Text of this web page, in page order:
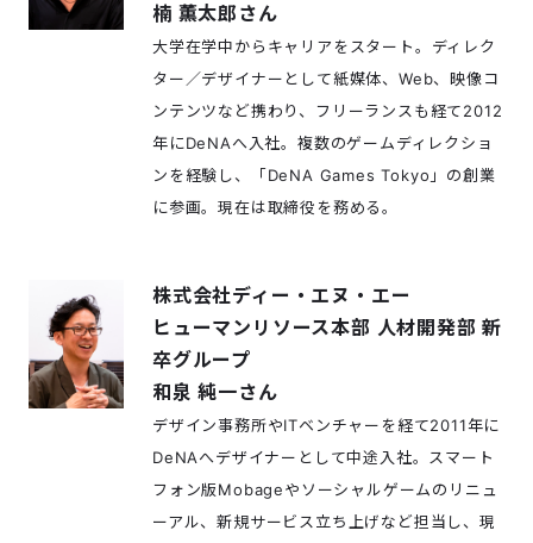
楠 薫太郎さん
大学在学中からキャリアをスタート。ディレク
ター／デザイナーとして紙媒体、Web、映像コ
ンテンツなど携わり、フリーランスも経て2012
年にDeNAへ入社。複数のゲームディレクショ
ンを経験し、「DeNA Games Tokyo」の創業
に参画。現在は取締役を務める。
株式会社ディー・エヌ・エー
ヒューマンリソース本部 人材開発部 新
卒グループ
和泉 純一さん
デザイン事務所やITベンチャーを経て2011年に
DeNAへデザイナーとして中途入社。スマート
フォン版Mobageやソーシャルゲームのリニュ
ーアル、新規サービス立ち上げなど担当し、現